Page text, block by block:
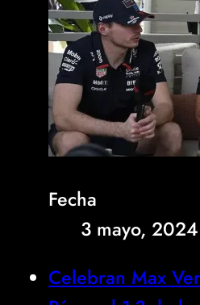
Fecha
3 mayo, 2024
Celebran Max